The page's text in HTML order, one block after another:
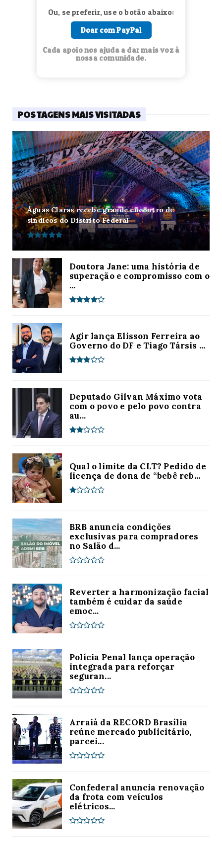
Ou, se preferir, use o botão abaixo:
Doar com PayPal
Cada apoio nos ajuda a dar mais voz à
nossa comunidade.
POSTAGENS MAIS VISITADAS
Águas Claras recebe grande encontro de
síndicos do Distrito Federal
Doutora Jane: uma história de
superação e compromisso com o
...
Agir lança Elisson Ferreira ao
Governo do DF e Tiago Társis ...
Deputado Gilvan Máximo vota
com o povo e pelo povo contra
au...
Qual o limite da CLT? Pedido de
licença de dona de “bebê reb...
BRB anuncia condições
exclusivas para compradores
no Salão d...
Reverter a harmonização facial
também é cuidar da saúde
emoc...
Polícia Penal lança operação
integrada para reforçar
seguran...
Arraiá da RECORD Brasília
reúne mercado publicitário,
parcei...
Confederal anuncia renovação
da frota com veículos
elétricos...